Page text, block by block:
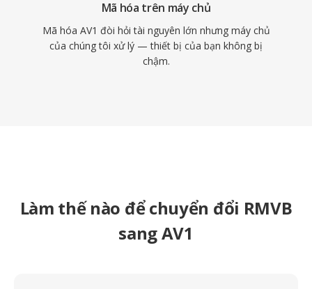
Mã hóa trên máy chủ
Mã hóa AV1 đòi hỏi tài nguyên lớn nhưng máy chủ
của chúng tôi xử lý — thiết bị của bạn không bị
chậm.
Làm thế nào để chuyển đổi RMVB
sang AV1